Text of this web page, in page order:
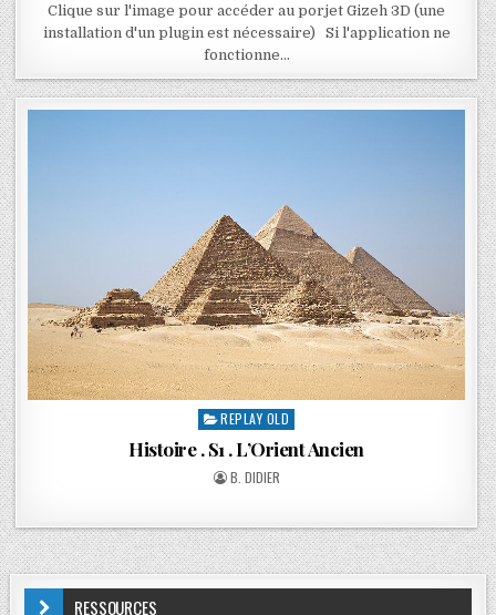
Clique sur l'image pour accéder au porjet Gizeh 3D (une
installation d'un plugin est nécessaire) Si l'application ne
fonctionne…
REPLAY OLD
Histoire . S1 . L’Orient Ancien
B. DIDIER
RESSOURCES